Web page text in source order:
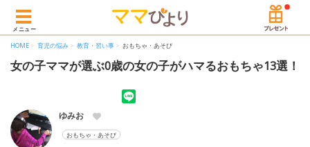
メニュー
HOME 育児の悩み 教育・習い事 おもちゃ・あそび
女の子ママが選ぶ0歳の女の子がハマるおもちゃ13選！
ゆみお
おもちゃ・あそび